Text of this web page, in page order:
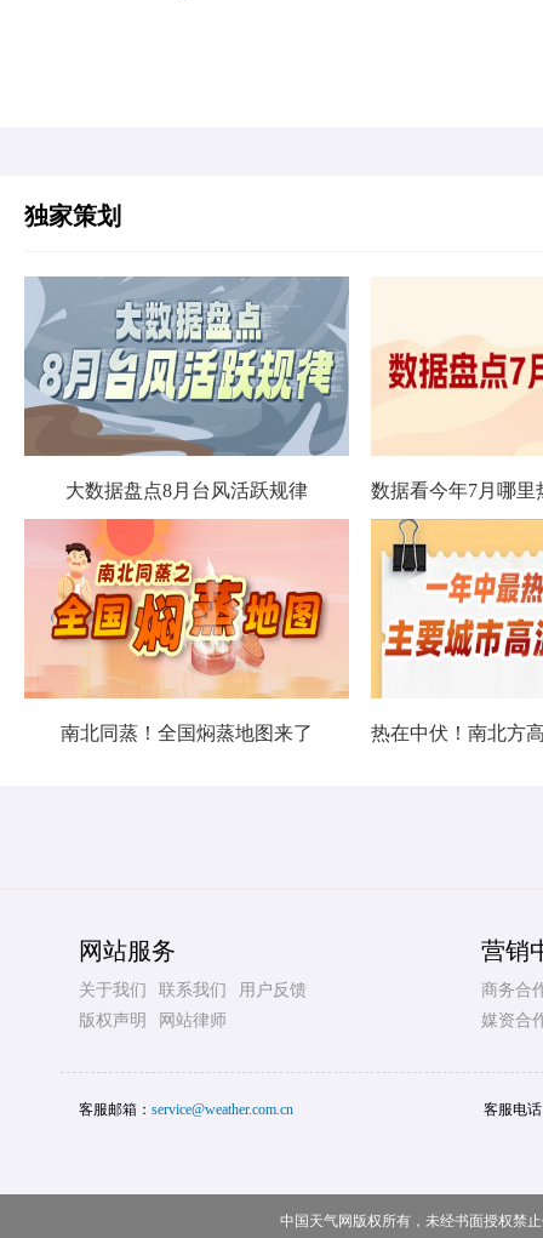
独家策划
大数据盘点8月台风活跃规律
南北同蒸！全国焖蒸地图来了
网站服务
关于我们 联系我们
用户反馈
版权声明
网站律师
营销
商务合
媒资合
客服邮箱： service@weather.com.cn 客服电
中国天气网版权所有，未经书面授权